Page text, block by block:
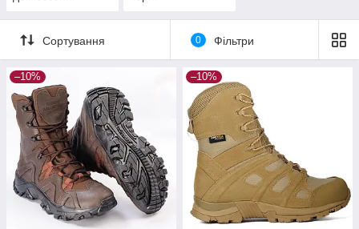
Сортування 0 Фільтри
–10% –10%